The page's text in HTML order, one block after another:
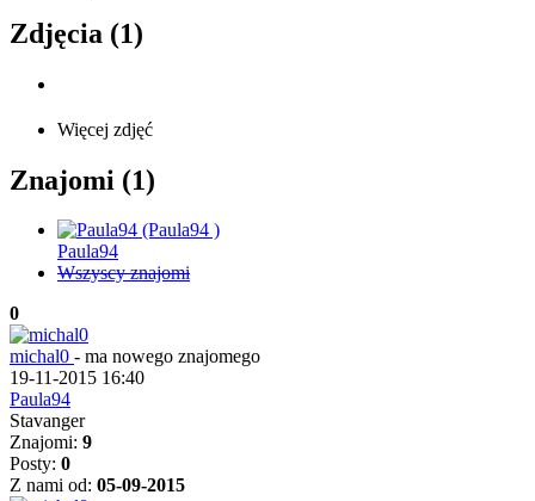
Zdjęcia (1)
Więcej zdjęć
Znajomi (1)
Paula94
Wszyscy znajomi
0
michal0 - ma nowego znajomego
19-11-2015 16:40
Paula94
Stavanger
Znajomi: 9
Posty: 0
Z nami od: 05-09-2015